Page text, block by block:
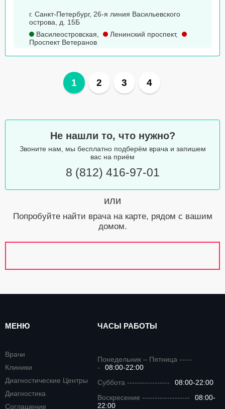
г. Санкт-Петербург, 26-я линия Васильевского
острова, д. 15Б
Василеостровская, Ленинский проспект,
Проспект Ветеранов
1 2 3 4
Не нашли то, что нужно?
Звоните нам, мы бесплатно подберём врача и запишем
вас на приём
8 (812) 416-97-01
или
Попробуйте найти врача на карте, рядом с вашим
домом.
МЕНЮ
Врачи
Клиники
Диагностические Центры
Диагностика
Соглашение
ЧАСЫ РАБОТЫ
Понедельник – Пятница -----
-
08:00-22:00
Суббота -----------------
08:00-22:00
Воскресение -------------------
08:00-
22:00